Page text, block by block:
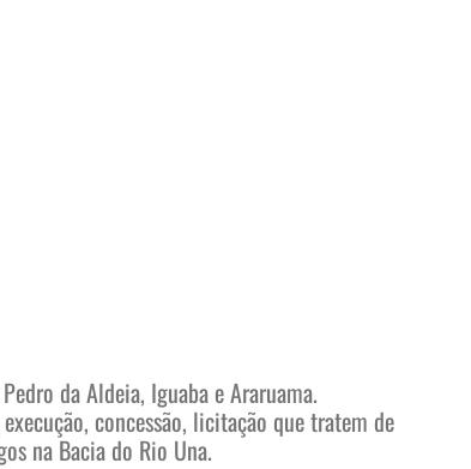
da Aldeia, Iguaba e Araruama.
concessão, licitação que tratem de
na Bacia do Rio Una.